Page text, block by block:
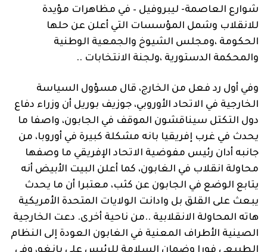
شوارع العاصمة- ليبروفيل – في مظاهرات مؤيدة
للانقلاب وشمل المؤسسات التي أعلن عن حلها
الحكومة ،ومجلس الشيوخ والجمعية الوطنية
والمحكمة الدستورية ،ولجنة الانتخابات ..
وفي أول رد فعل من الخارج، قال مسؤول السياسة
الخارجية في الاتحاد الأوروبي، جوزيف بوريل أن وزراء دفاع
دول التكتل سيناقشون الموقف في الجابون، واصفا ما
يحدث في غرب إفريقيا بانه مشكلة كبيرة في أوروبا، من
جانبه أدان رئيس مفوضية الاتحاد الإفريقي ما وصفها
محاولة انقلاب في الغابون، كما أعلن البيت الأبيض أنه
يتابع الوضع في الجابون عن كثب، معتبرا أن ما يحدث
يبعث على القلق بل وادانت الولايات المتحدة الأمريكية
هاته المحاولة الانقلابية ..من ناحية أخرى. دعت الخارجية
الصينية الأطراف المعنية في الغابون العودة إلى النظام